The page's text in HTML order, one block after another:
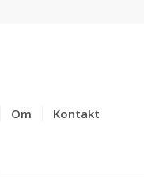
Om Kontakt